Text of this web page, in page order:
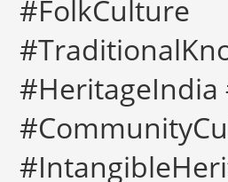
#FolkCulture
#HeritageIndia